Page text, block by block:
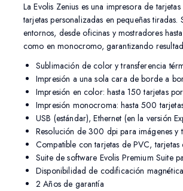
La Evolis Zenius es una impresora de
tarjetas personalizadas en pequeñas
entornos, desde oficinas y mostradores
como en monocromo, garantizando
Sublimación de color y transferencia
Impresión a una sola cara de borde a
Impresión en color: hasta 150 tarjetas
Impresión monocroma: hasta 500
USB (estándar), Ethernet (en la versión
Resolución de 300 dpi para imágenes y
Compatible con tarjetas de PVC, tarjetas
Suite de software Evolis Premium Suite
Disponibilidad de codificación
2 Años de garantía